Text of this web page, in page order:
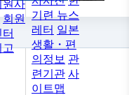
원사
회원
고
기련 뉴스
레터 일본
생활・편
의정보 관
련기관 사
이트맵